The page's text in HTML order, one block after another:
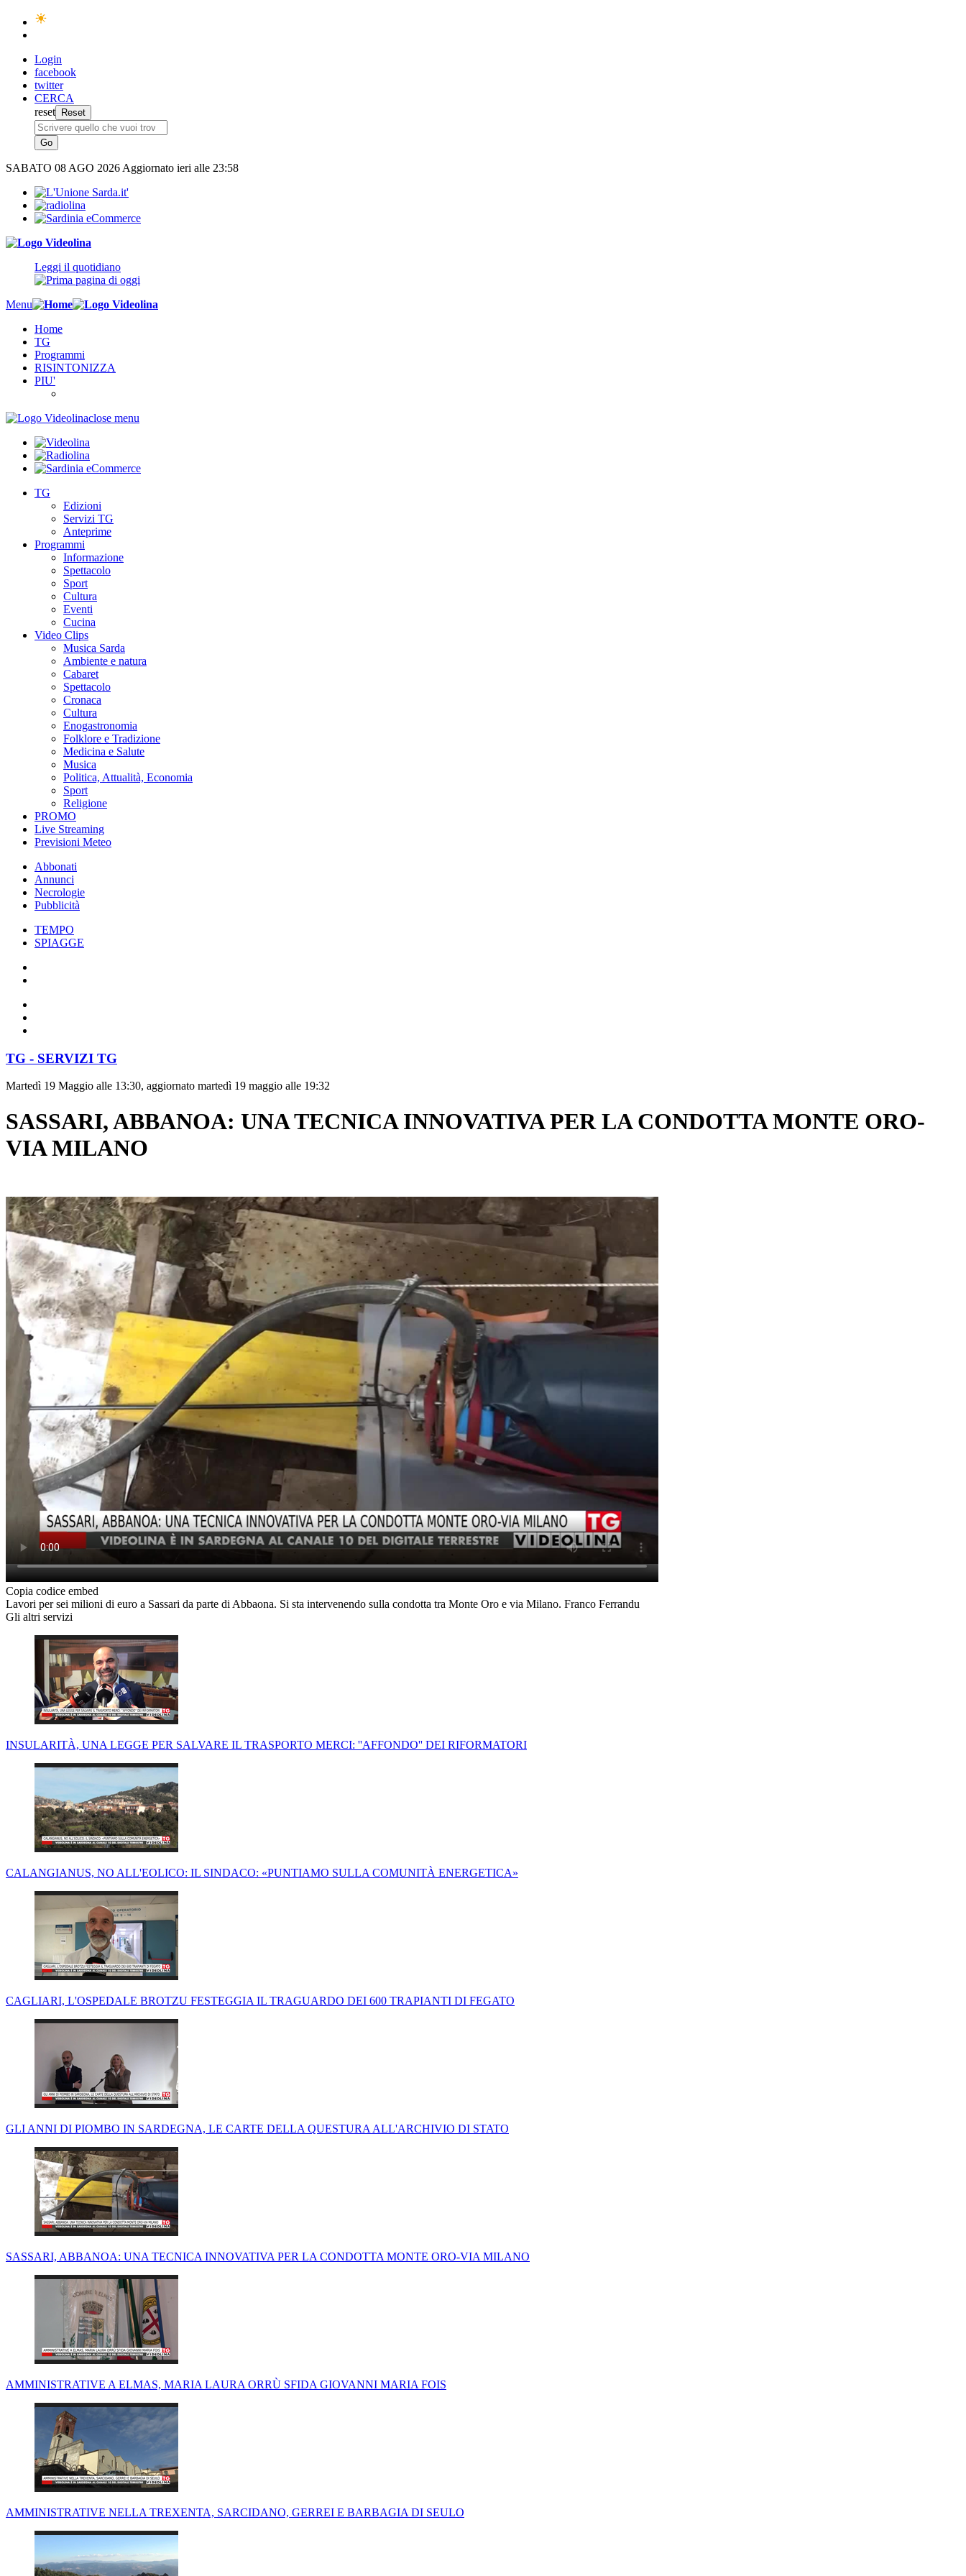
Login
facebook
twitter
CERCA
reset
SABATO 08 AGO 2026 Aggiornato ieri alle 23:58
Leggi il quotidiano
Menu
Home
TG
Programmi
RISINTONIZZA
PIU'
close menu
TG
Edizioni
Servizi TG
Anteprime
Programmi
Informazione
Spettacolo
Sport
Cultura
Eventi
Cucina
Video Clips
Musica Sarda
Ambiente e natura
Cabaret
Spettacolo
Cronaca
Cultura
Enogastronomia
Folklore e Tradizione
Medicina e Salute
Musica
Politica, Attualità, Economia
Sport
Religione
PROMO
Live Streaming
Previsioni Meteo
Abbonati
Annunci
Necrologie
Pubblicità
TEMPO
SPIAGGE
TG - SERVIZI TG
Martedì 19 Maggio alle 13:30, aggiornato martedì 19 maggio alle 19:32
SASSARI, ABBANOA: UNA TECNICA INNOVATIVA PER LA CONDOTTA MONTE ORO-
VIA MILANO
Copia codice embed
Lavori per sei milioni di euro a Sassari da parte di Abbaona. Si sta intervenendo sulla condotta tra Monte Oro e via Milano. Franco Ferrandu
Gli altri servizi
INSULARITÀ, UNA LEGGE PER SALVARE IL TRASPORTO MERCI: ''AFFONDO'' DEI RIFORMATORI
CALANGIANUS, NO ALL'EOLICO: IL SINDACO: «PUNTIAMO SULLA COMUNITÀ ENERGETICA»
CAGLIARI, L'OSPEDALE BROTZU FESTEGGIA IL TRAGUARDO DEI 600 TRAPIANTI DI FEGATO
GLI ANNI DI PIOMBO IN SARDEGNA, LE CARTE DELLA QUESTURA ALL'ARCHIVIO DI STATO
SASSARI, ABBANOA: UNA TECNICA INNOVATIVA PER LA CONDOTTA MONTE ORO-VIA MILANO
AMMINISTRATIVE A ELMAS, MARIA LAURA ORRÙ SFIDA GIOVANNI MARIA FOIS
AMMINISTRATIVE NELLA TREXENTA, SARCIDANO, GERREI E BARBAGIA DI SEULO